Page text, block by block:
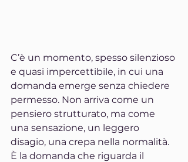
C’è un momento, spesso silenzioso
e quasi impercettibile, in cui una
domanda emerge senza chiedere
permesso. Non arriva come un
pensiero strutturato, ma come
una sensazione, un leggero
disagio, una crepa nella normalità.
È la domanda che riguarda il